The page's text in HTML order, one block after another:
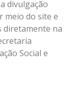
divulgação
meio do site e
diretamente na
Social e